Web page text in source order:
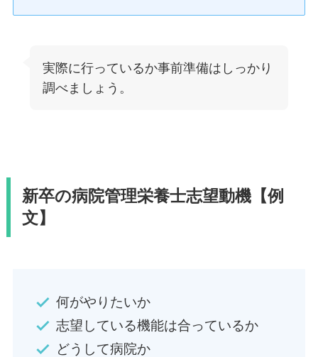
実際に行っているか事前準備はしっかり
調べましょう。
新卒の病院管理栄養士志望動機【例
文】
何がやりたいか
志望している機能は合っているか
どうして病院か